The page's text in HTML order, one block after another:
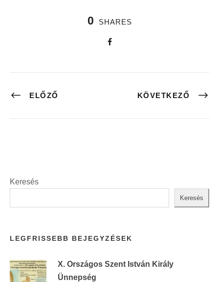
0 SHARES
ELŐZŐ KÖVETKEZŐ
Keresés
Keresés
LEGFRISSEBB BEJEGYZÉSEK
X. Országos Szent István Király
Ünnepség